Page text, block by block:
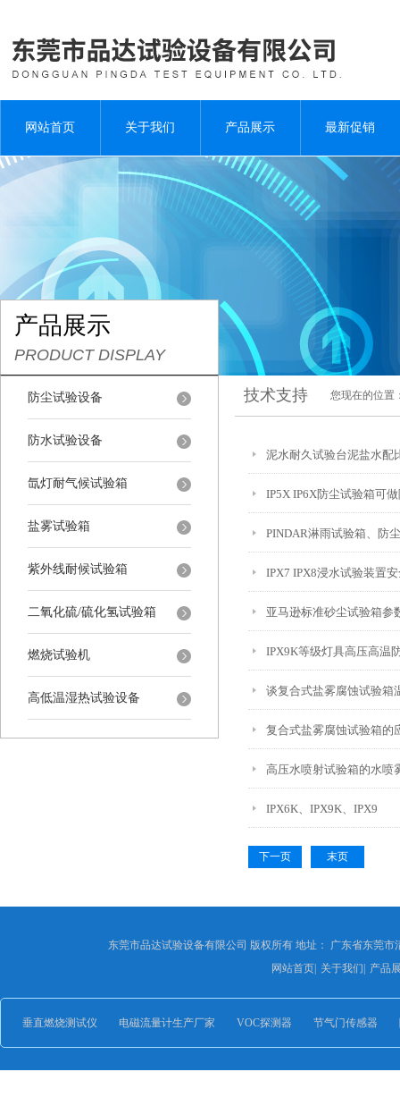
网站首页 关于我们 产品展示 最新促销
产品展示
PRODUCT DISPLAY
防尘试验设备
防水试验设备
氙灯耐气候试验箱
盐雾试验箱
紫外线耐候试验箱
二氧化硫/硫化氢试验箱
燃烧试验机
高低温湿热试验设备
技术支持 您现在的位置
泥水耐久试验台泥盐水配
IP5X IP6X防尘试验箱可
PINDAR淋雨试验箱、防
IPX7 IPX8浸水试验装置
亚马逊标准砂尘试验箱参
IPX9K等级灯具高压高温
谈复合式盐雾腐蚀试验箱
复合式盐雾腐蚀试验箱的
高压水喷射试验箱的水喷
IPX6K、IPX9K、IPX9
下一页 末页
东莞市品达试验设备有限公司 版权所有 地址： 广东省东莞
网站首页| 关于我们 产品
垂直燃烧测试仪 电磁流量计生产厂家 VOC探测器 节气门传感器